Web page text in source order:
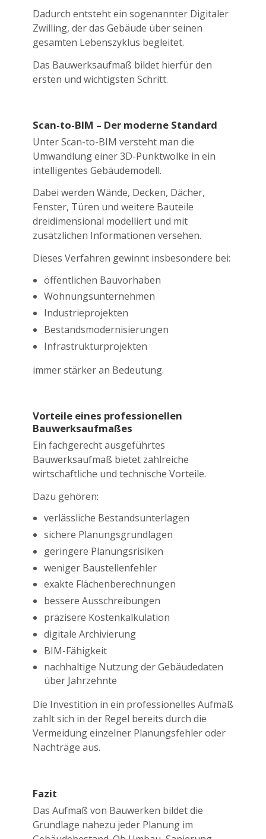
Dadurch entsteht ein sogenannter Digitaler
Zwilling, der das Gebäude über seinen
gesamten Lebenszyklus begleitet.
Das Bauwerksaufmaß bildet hierfür den
ersten und wichtigsten Schritt.
Scan-to-BIM – Der moderne Standard
Unter Scan-to-BIM versteht man die
Umwandlung einer 3D-Punktwolke in ein
intelligentes Gebäudemodell.
Dabei werden Wände, Decken, Dächer,
Fenster, Türen und weitere Bauteile
dreidimensional modelliert und mit
zusätzlichen Informationen versehen.
Dieses Verfahren gewinnt insbesondere bei:
öffentlichen Bauvorhaben
Wohnungsunternehmen
Industrieprojekten
Bestandsmodernisierungen
Infrastrukturprojekten
immer stärker an Bedeutung.
Vorteile eines professionellen
Bauwerksaufmaßes
Ein fachgerecht ausgeführtes
Bauwerksaufmaß bietet zahlreiche
wirtschaftliche und technische Vorteile.
Dazu gehören:
verlässliche Bestandsunterlagen
sichere Planungsgrundlagen
geringere Planungsrisiken
weniger Baustellenfehler
exakte Flächenberechnungen
bessere Ausschreibungen
präzisere Kostenkalkulation
digitale Archivierung
BIM-Fähigkeit
nachhaltige Nutzung der Gebäudedaten
über Jahrzehnte
Die Investition in ein professionelles Aufmaß
zahlt sich in der Regel bereits durch die
Vermeidung einzelner Planungsfehler oder
Nachträge aus.
Fazit
Das Aufmaß von Bauwerken bildet die
Grundlage nahezu jeder Planung im